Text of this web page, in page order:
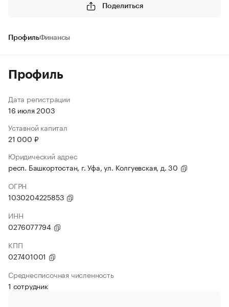
Поделиться
ПрофильФинансы
Профиль
Дата регистрации
16 июля 2003
Уставной капитал
21 000 ₽
Юридический адрес
респ. Башкортостан, г. Уфа, ул. Колгуевская, д. 30
ОГРН
1030204225853
ИНН
0276077794
КПП
027401001
Среднесписочная численность
1 сотрудник